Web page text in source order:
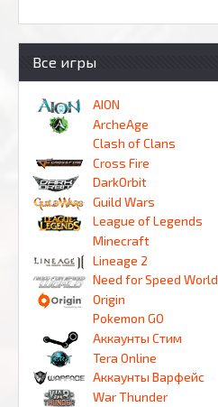
Все игры
AION
ArcheAge
Clash of Clans
Cross Fire
DarkOrbit
Guild Wars
League of Legends
Minecraft
Lineage 2
Need for Speed World
Origin
Pokemon GO
Аккаунты Стим
Tera Online
Аккаунты Варфейс
War Thunder